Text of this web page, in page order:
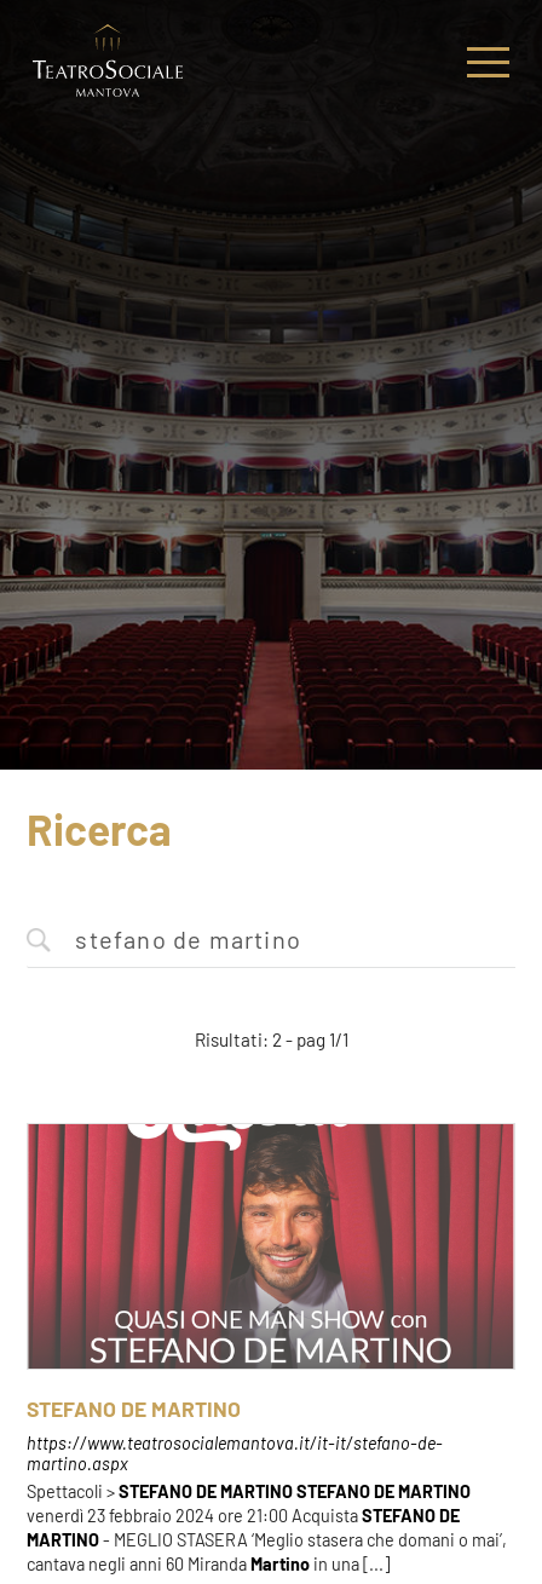
Ricerca
Risultati: 2 - pag 1/1
STEFANO DE MARTINO
https://www.teatrosocialemantova.it/it-it/stefano-de-
martino.aspx
Spettacoli >STEFANODEMARTINOSTEFANODEMARTINO
venerdì 23 febbraio 2024 ore 21:00 AcquistaSTEFANODE
MARTINO- MEGLIO STASERA ‘Meglio stasera che domani o mai’,
cantava negli anni 60 MirandaMartino in una [...]